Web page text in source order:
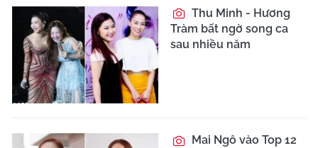
Thu Minh - Hương
Tràm bất ngờ song ca
sau nhiều năm
Mai Ngô vào Top 12